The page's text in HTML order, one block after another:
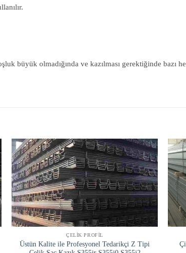
büyük olmadığında ve kazılması gerektiğinde bazı
ÇELIK PROFIL
Üstün Kalite ile Profesyonel Tedarikçi Z Tipi